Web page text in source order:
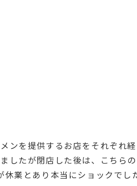
ンを提供するお店をそれぞれ経
したが閉店した後は、こちら
業とあり本当にショックでし